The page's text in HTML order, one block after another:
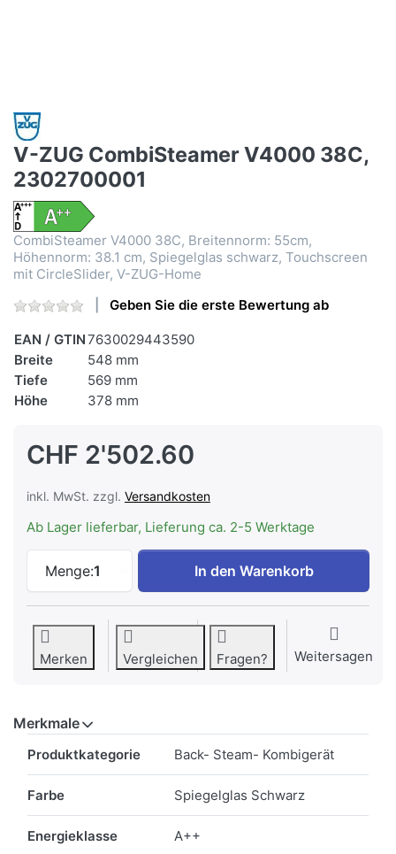
V-ZUG CombiSteamer V4000 38C,
2302700001
CombiSteamer V4000 38C, Breitennorm: 55cm,
Höhennorm: 38.1 cm, Spiegelglas schwarz, Touchscreen
mit CircleSlider, V-ZUG-Home
Geben Sie die erste Bewertung ab
EAN / GTIN7630029443590
Breite
548 mm
Tiefe
569 mm
Höhe
378 mm
CHF 2'502.60
inkl. MwSt. zzgl. Versandkosten
Ab Lager lieferbar, Lieferung ca. 2-5 Werktage
Menge:1
V-ZUG CombiSteamer V4000 38C,
In den Warenkorb
Merken Vergleichen Fragen? Weitersagen
Merkmale
Produktkategorie Back- Steam- Kombigerät
Farbe Spiegelglas Schwarz
Energieklasse A++